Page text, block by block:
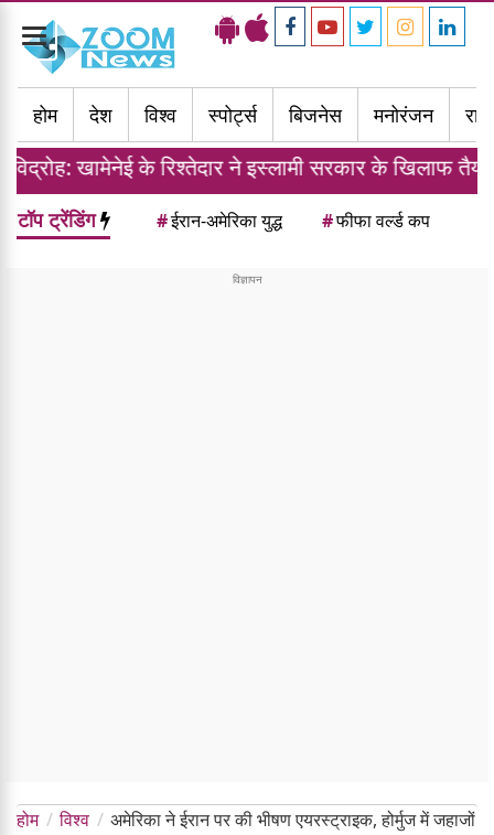
Toggle
navigation
होम
देश विश्व स्पोर्ट्स बिजनेस मनोरंजन
के रिश्तेदार ने इस्लामी सरकार के खिलाफ तैयार की फौज
टॉप ट्रेंडिंग #ईरान-अमेरिका युद्ध #फीफा वर्ल्ड कप
होम विश्व
अमेरिका ने ईरान पर की भीषण एयरस्ट्राइक, होर्मुज में जहाजों